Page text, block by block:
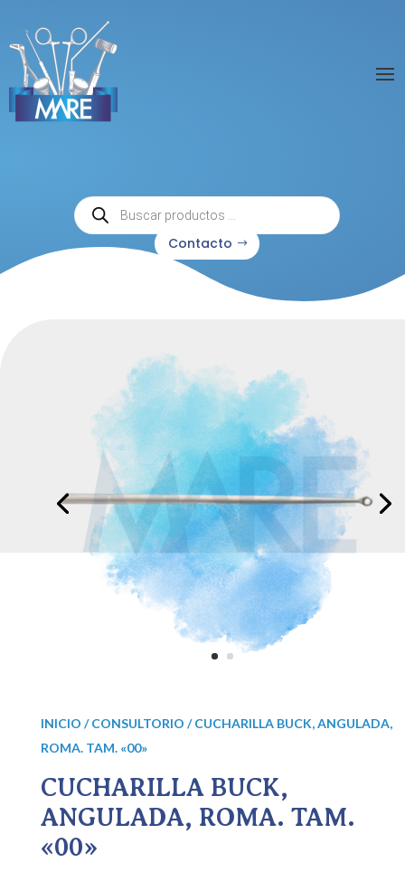
Búsqueda
de
productos
Contacto
INICIO /CONSULTORIO / CUCHARILLA BUCK, ANGULADA,
ROMA. TAM. «00»
CUCHARILLA BUCK,
ANGULADA, ROMA. TAM.
«00»